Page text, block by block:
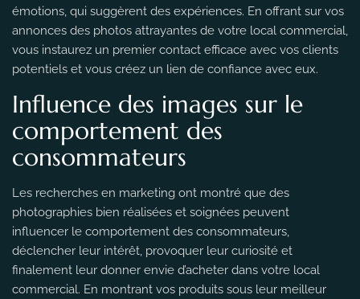
émotions, qui suggèrent des expériences. En offrant sur vos
annonces des photos attrayantes de votre local commercial,
vous instaurez un premier contact efficace avec vos clients
potentiels et vous créez un lien de confiance avec eux.
Influence des images sur le
comportement des
consommateurs
Les recherches en marketing ont montré que des
photographies bien réalisées et soignées peuvent
influencer le comportement des consommateurs,
déclencher leur intérêt, provoquer leur curiosité et
finalement leur donner envie d’acheter dans votre local
commercial. En montrant vos produits sous leur meilleur